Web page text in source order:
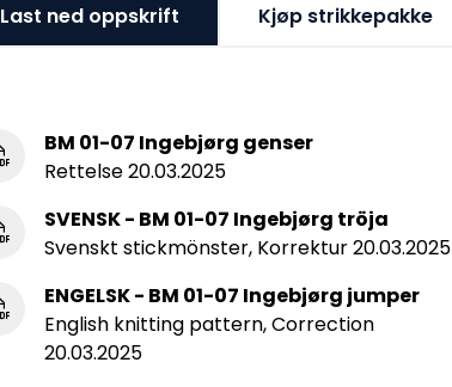
Last ned oppskrift Kjøp strikkepakke
BM 01-07 Ingebjørg genser
Rettelse 20.03.2025
SVENSK - BM 01-07 Ingebjørg tröja
Svenskt stickmönster, Korrektur 20.03.2025
ENGELSK - BM 01-07 Ingebjørg jumper
English knitting pattern, Correction
20.03.2025